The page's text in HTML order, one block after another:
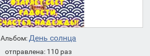
Альбом:День солнца
отправлена: 110 раз